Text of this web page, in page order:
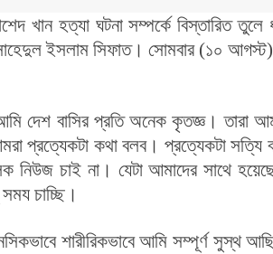
খান হত্যা ঘটনা সম্পর্কে বিস্তারিত তুলে
ইসলাম সিফাত। সোমবার (১০ আগস্ট)
দেশ বাসির প্রতি অনেক কৃতজ্ঞ। তারা
প্রত্যেকটা কথা বলব। প্রত্যেকটা
নিউজ চাই না। যেটা আমাদের সাথে
চাচ্ছি।
শারীরিকভাবে আমি সম্পূর্ণ সুস্থ